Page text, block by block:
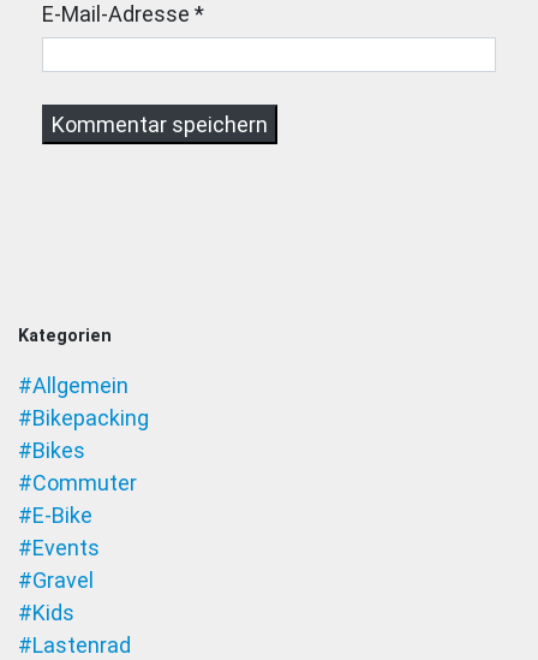
E-Mail-Adresse *
Kategorien
#Allgemein
#Bikepacking
#Bikes
#Commuter
#E-Bike
#Events
#Gravel
#Kids
#Lastenrad